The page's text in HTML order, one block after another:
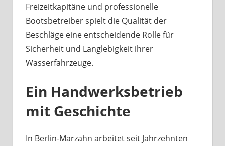
Freizeitkapitäne und professionelle
Bootsbetreiber spielt die Qualität der
Beschläge eine entscheidende Rolle für
Sicherheit und Langlebigkeit ihrer
Wasserfahrzeuge.
Ein Handwerksbetrieb
mit Geschichte
In Berlin-Marzahn arbeitet seit Jahrzehnten